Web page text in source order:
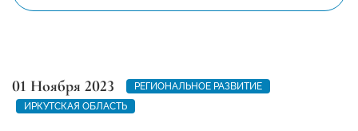
01 Ноября 2023
РЕГИОНАЛЬНОЕ РАЗВИТИЕ
ИРКУТСКАЯ ОБЛАСТЬ